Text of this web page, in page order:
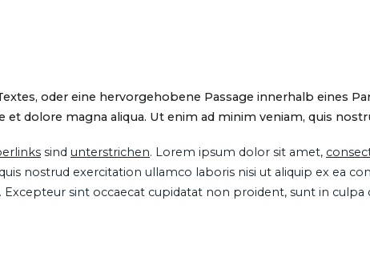
oder eine hervorgehobene Passage innerhalb eines
dolore magna aliqua. Ut enim ad minim veniam, quis
sind unterstrichen. Lorem ipsum dolor sit amet,
nostrud exercitation ullamco laboris nisi ut aliquip ex ea
sint occaecat cupidatat non proident, sunt in